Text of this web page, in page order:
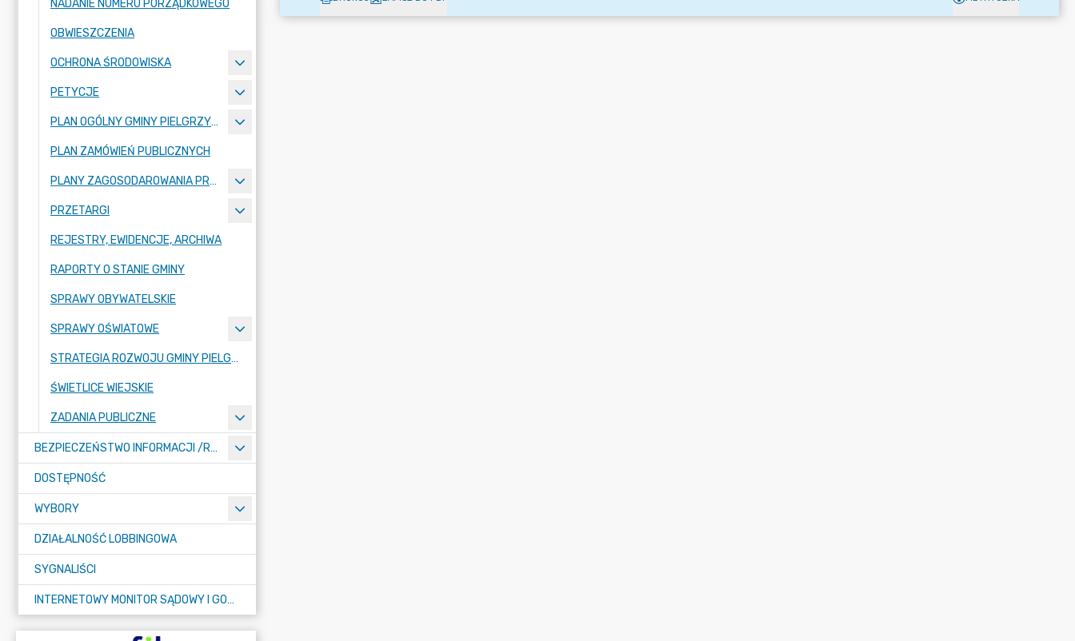
NADANIE NUMERU PORZĄDKOWEGO
OBWIESZCZENIA
OCHRONA ŚRODOWISKA
PETYCJE
PLAN OGÓLNY GMINY PIELGRZYMKA
PLAN ZAMÓWIEŃ PUBLICZNYCH
PLANY ZAGOSODAROWANIA PRZESTRZENNEGO
PRZETARGI
REJESTRY, EWIDENCJE, ARCHIWA
RAPORTY O STANIE GMINY
SPRAWY OBYWATELSKIE
SPRAWY OŚWIATOWE
STRATEGIA ROZWOJU GMINY PIELGRZYMKA NA LATA 2026-2035
ŚWIETLICE WIEJSKIE
ZADANIA PUBLICZNE
BEZPIECZEŃSTWO INFORMACJI /RODO/
DOSTĘPNOŚĆ
WYBORY
DZIAŁALNOŚĆ LOBBINGOWA
SYGNALIŚCI
INTERNETOWY MONITOR SĄDOWY I GOSPODARCZY